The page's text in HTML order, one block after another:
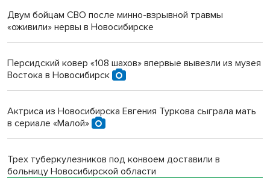
Двум бойцам СВО после минно-взрывной травмы
«оживили» нервы в Новосибирске
Персидский ковер «108 шахов» впервые вывезли из музея
Востока в Новосибирск
Актриса из Новосибирска Евгения Туркова сыграла мать
в сериале «Малой»
Трех туберкулезников под конвоем доставили в
больницу Новосибирской области